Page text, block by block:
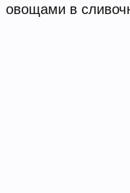
овощами в